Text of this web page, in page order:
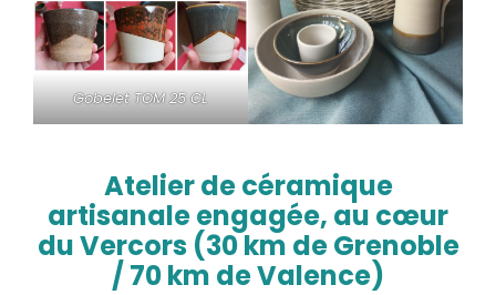
Gobelet TOM 25 CL
Atelier de céramique
artisanale engagée, au cœur
du Vercors (30 km de Grenoble
/ 70 km de Valence)